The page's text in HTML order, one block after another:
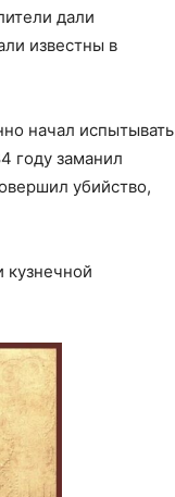
дали
известны в
начал испытывать
году заманил
убийство,
кузнечной